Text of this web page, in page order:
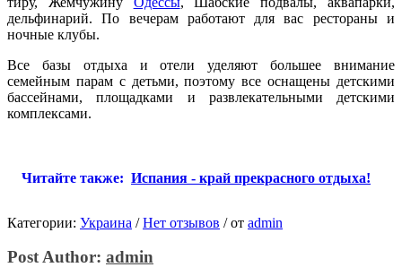
дельфинарий. По вечерам работают для вас рестораны и
ночные клубы.
Все базы отдыха и отели уделяют большее внимание
семейным парам с детьми, поэтому все оснащены детскими
бассейнами, площадками и развлекательными детскими
комплексами.
Читайте также: Испания - край прекрасного отдыха!
Категории: Украина / Нет отзывов /от admin
Post Author: admin